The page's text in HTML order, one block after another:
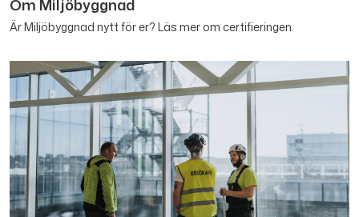
Om Miljöbyggnad
Är Miljöbyggnad nytt för er? Läs mer om certifieringen.